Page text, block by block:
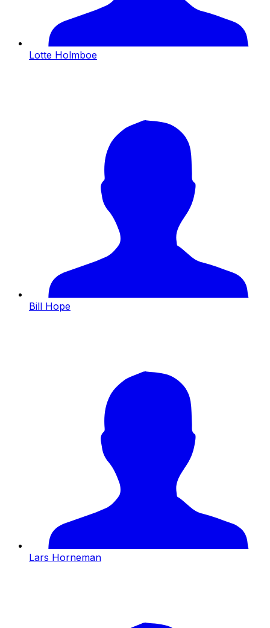
Lotte Holmboe
Bill Hope
Lars Horneman